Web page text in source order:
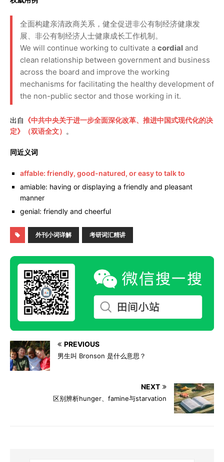
全面构建亲清政商关系，健全促进非公有制经济健康发
展、非公有制经济人士健康成长工作机制。
We will continue working to cultivate a cordial and
clean relationship between government and business
across the board and improve the working
mechanisms for facilitating the healthy development of
the non-public sector and those working in it.
出自 《中共中央关于进一步全面深化改革、推进中国式现代化的决
定》（双语全文） 。
同近义词
affable: friendly, good-natured, or easy to talk to
amiable: having or displaying a friendly and pleasant
manner
genial: friendly and cheerful
外刊小词详解 考研词汇精讲
PREVIOUS
男生叫 Bronson 是什么意思？
NEXT
区别辨析hunger、famine与starvation